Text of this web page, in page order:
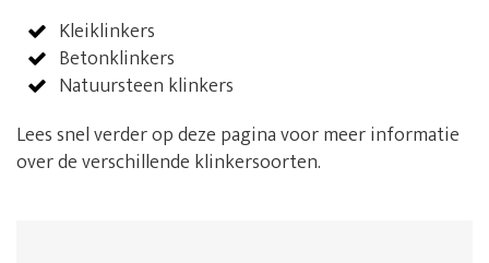
Kleiklinkers
Betonklinkers
Natuursteen klinkers
Lees snel verder op deze pagina voor meer informatie
over de verschillende klinkersoorten.